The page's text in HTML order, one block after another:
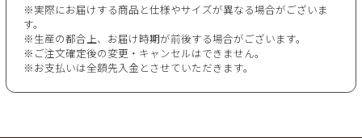
※実際にお届けする商品と仕様やサイズが異なる場合がございま
す。
※生産の都合上、お届け時期が前後する場合がございます。
※ご注文確定後の変更・キャンセルはできません。
※お支払いは全額先入金とさせていただきます。